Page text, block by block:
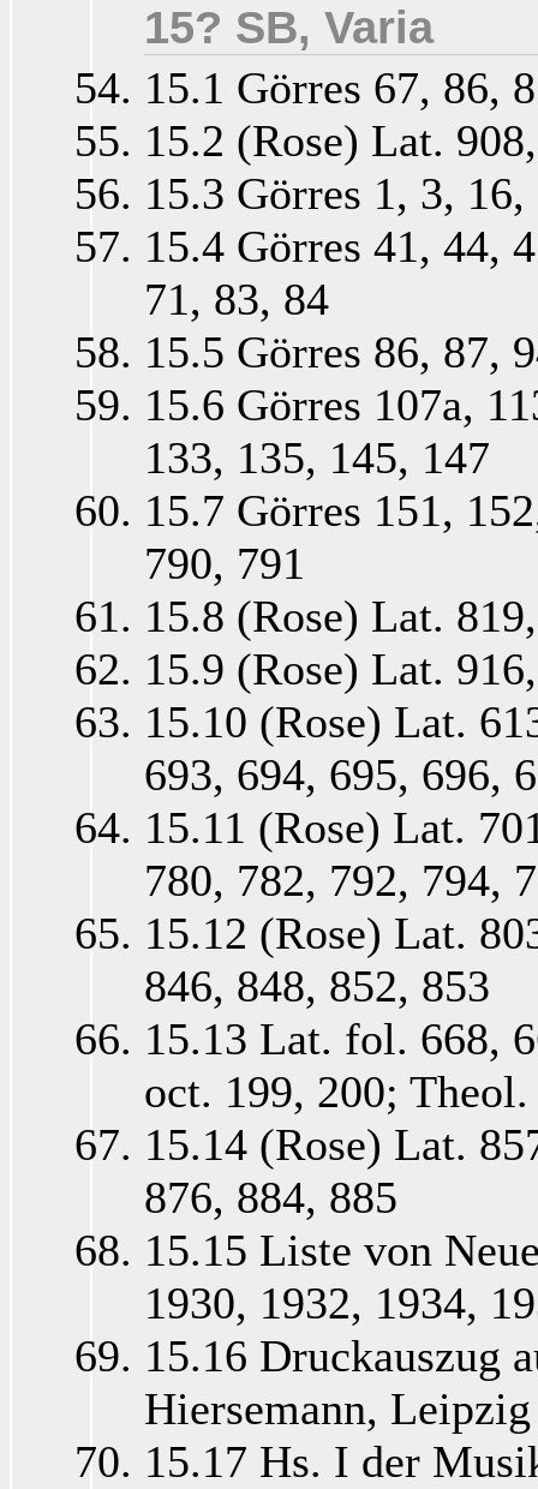
15? SB, Varia
15.1 Görres 67, 86,
15.2 (Rose) Lat.
15.3 Görres 1, 3,
15.4 Görres 41, 44,
71, 83, 84
15.5 Görres 86, 87,
15.6 Görres 107a,
133, 135, 145, 147
15.7 Görres 151,
790, 791
15.8 (Rose) Lat.
15.9 (Rose) Lat.
15.10 (Rose) Lat.
693, 694, 695, 696,
15.11 (Rose) Lat.
780, 782, 792, 794,
15.12 (Rose) Lat.
846, 848, 852, 853
15.13 Lat. fol. 668,
oct. 199, 200;
15.14 (Rose) Lat.
876, 884, 885
15.15 Liste von
1930, 1932, 1934,
15.16 Druckauszug
Hiersemann,
15.17 Hs. I der